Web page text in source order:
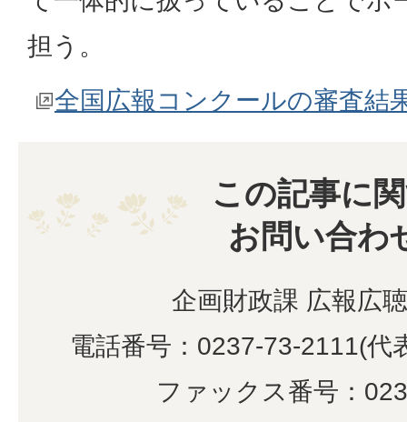
担う。
全国広報コンクールの審査結
この記事に
お問い合わ
企画財政課 広報広
電話番号：0237-73-2111(代
ファックス番号：